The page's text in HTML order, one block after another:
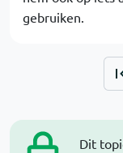
Dit
gebruiken.